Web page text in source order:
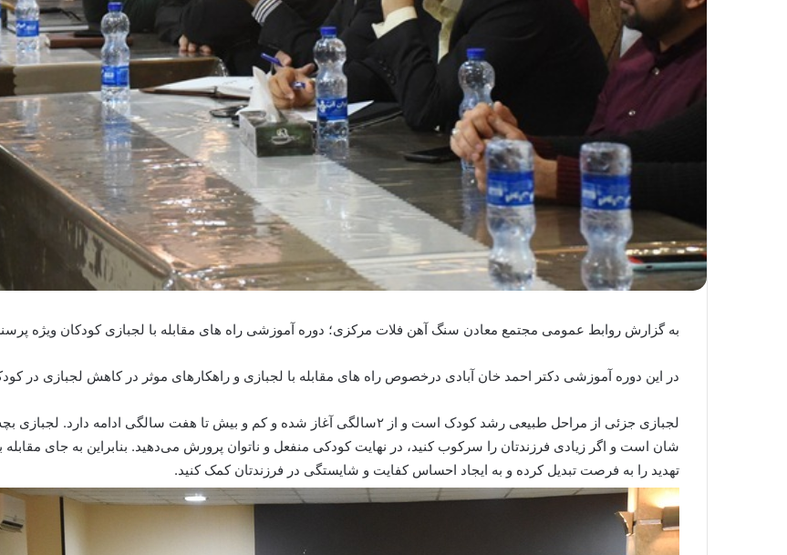
به گزارش روابط عمومی مجتمع معادن سنگ آهن فلات مرکزی؛ دوره آموزشی راه های مقابله با لجبازی کودکان ویژه
در این دوره آموزشی دکتر احمد خان آبادی درخصوص راه های مقابله با لجبازی و راهکارهای موثر در کاهش لجبازی در
لجبازی جزئی از مراحل طبیعی رشد کودک است و از ۲سالگی آغاز شده و کم و بیش تا هفت
شان است و اگر زیادی فرزندتان را سرکوب کنید، در نهایت کودکی منفعل و ناتوان پرورش می‌دهید. بنابراین به جای
تهدید را به فرصت تبدیل کرده و به ایجاد احساس کفایت و شایستگی در فرزندتان کمک کنید.